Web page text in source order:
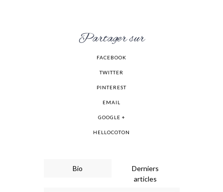
Partager sur
FACEBOOK
TWITTER
PINTEREST
EMAIL
GOOGLE +
HELLOCOTON
Bio
Derniers
articles